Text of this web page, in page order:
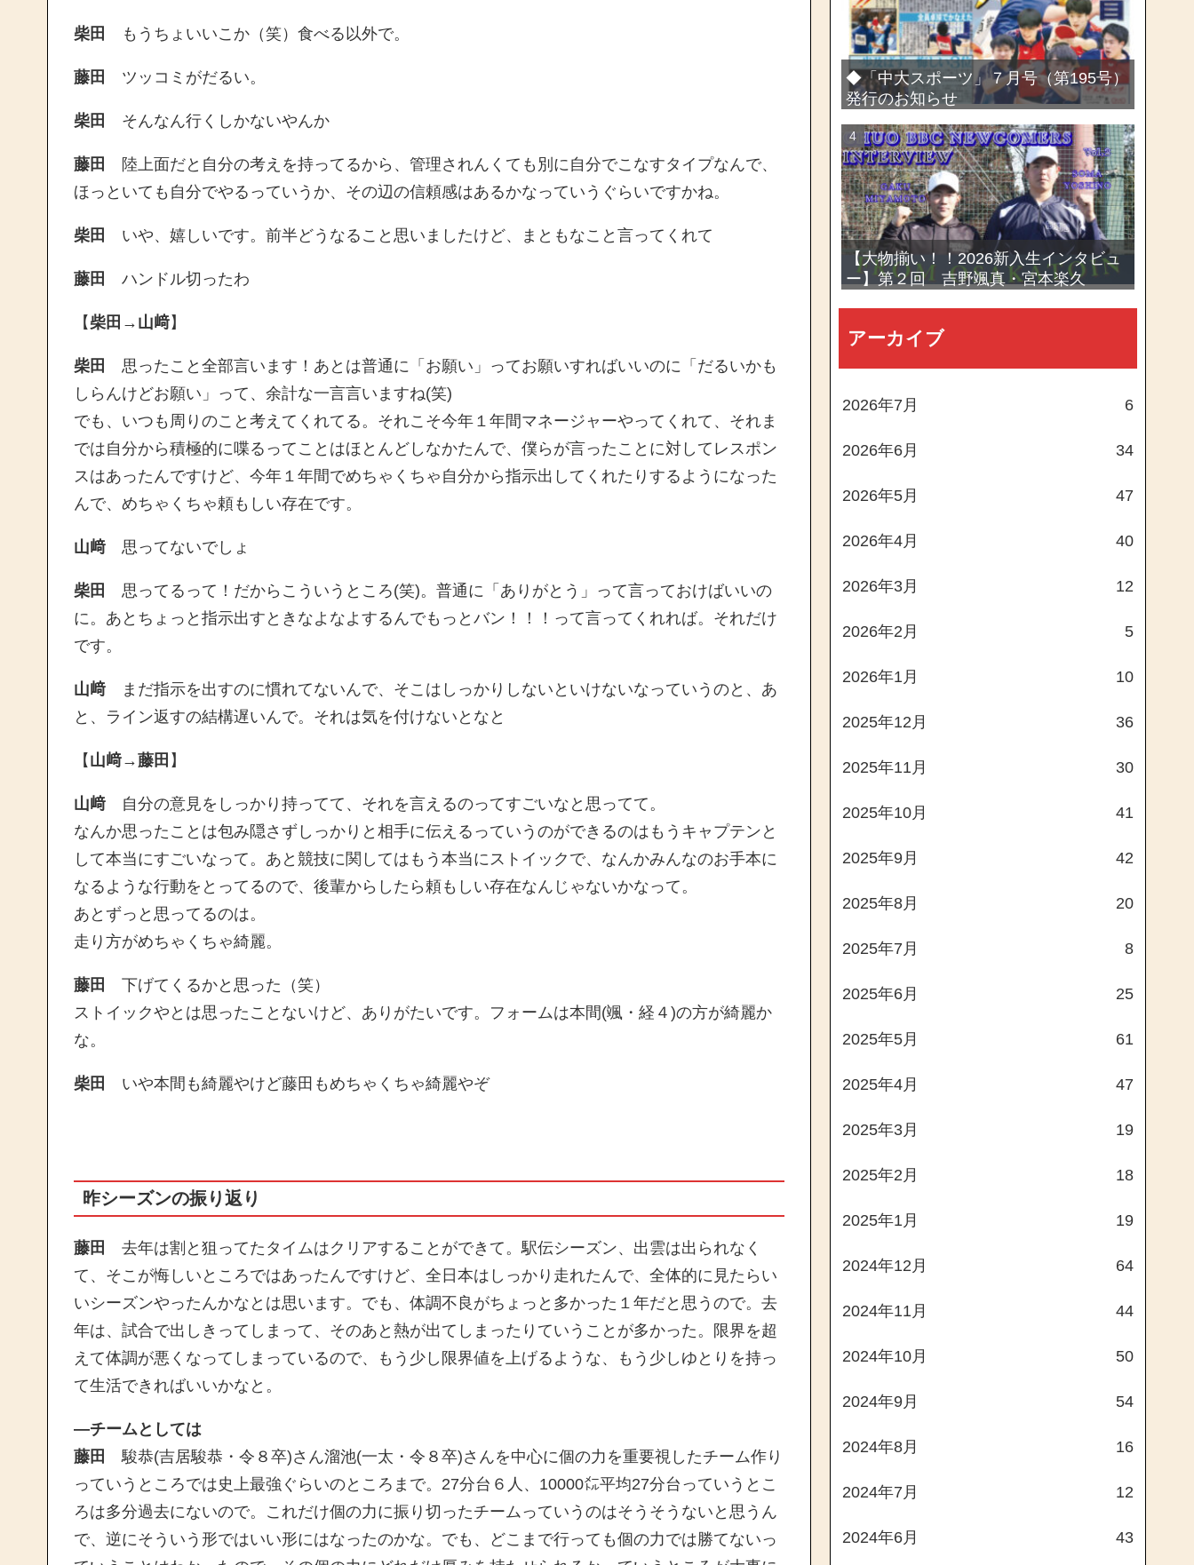
柴田 もうちょいいこか（笑）食べる以外で。
藤田 ツッコミがだるい。
柴田 そんなん行くしかないやんか
藤田 陸上面だと自分の考えを持ってるから、管理されんくても別に自分でこなすタイプなんで、
ほっといても自分でやるっていうか、その辺の信頼感はあるかなっていうぐらいですかね。
柴田 いや、嬉しいです。前半どうなること思いましたけど、まともなこと言ってくれて
藤田 ハンドル切ったわ
【 柴田→山﨑】
柴田
思ったこと全部言います！あとは普通に「お願い」ってお願いすればいいのに「だるいかも
しらんけどお願い」って、余計な一言言いますね(笑)
でも、いつも周りのこと考えてくれてる。それこそ今年１年間マネージャーやってくれて、それま
では自分から積極的に喋るってことはほとんどしなかたんで、僕らが言ったことに対してレスポン
スはあったんですけど、今年１年間でめちゃくちゃ自分から指示出してくれたりするようになった
んで、めちゃくちゃ頼もしい存在です。
山﨑 思ってないでしょ
柴田
思ってるって！だからこういうところ(笑)。普通に「ありがとう」って言っておけばいいの
に。あとちょっと指示出すときなよなよするんでもっとバン！！！って言ってくれれば。それだけ
です。
山﨑
まだ指示を出すのに慣れてないんで、そこはしっかりしないといけないなっていうのと、あ
と、ライン返すの結構遅いんで。それは気を付けないとなと
【 山﨑→藤田 】
山﨑 自分の意見をしっかり持ってて、それを言えるのってすごいなと思ってて。
なんか思ったことは包み隠さずしっかりと相手に伝えるっていうのができるのはもうキャプテンと
して本当にすごいなって。あと競技に関してはもう本当にストイックで、なんかみんなのお手本に
なるような行動をとってるので、後輩からしたら頼もしい存在なんじゃないかなって。
あとずっと思ってるのは。
走り方がめちゃくちゃ綺麗。
藤田
下げてくるかと思った（笑）
ストイックやとは思ったことないけど、ありがたいです。フォームは本間(颯・経４)の方が綺麗か
な。
柴田 いや本間も綺麗やけど藤田もめちゃくちゃ綺麗やぞ
昨シーズンの振り返り
藤田
去年は割と狙ってたタイムはクリアすることができて。駅伝シーズン、出雲は出られなく
て、そこが悔しいところではあったんですけど、全日本はしっかり走れたんで、全体的に見たらい
いシーズンやったんかなとは思います。でも、体調不良がちょっと多かった１年だと思うので。去
年は、試合で出しきってしまって、そのあと熱が出てしまったりていうことが多かった。限界を超
えて体調が悪くなってしまっているので、もう少し限界値を上げるような、もう少しゆとりを持っ
て生活できればいいかなと。
―チームとしては
藤田
駿恭(吉居駿恭・令８卒)さん溜池(一太・令８卒)さんを中心に個の力を重要視したチーム作り
っていうところでは史上最強ぐらいのところまで。27分台６人、10000㍍平均27分台っていうとこ
ろは多分過去にないので。これだけ個の力に振り切ったチームっていうのはそうそうないと思うん
で、逆にそういう形ではいい形にはなったのかな。でも、どこまで行っても個の力では勝てないっ
◆「中大スポーツ」７月号（第195号）
発行のお知らせ
【大物揃い！！2026新入生インタビュ
ー】第２回 吉野颯真・宮本楽久
アーカイブ
2026年7月 6
2026年6月 34
2026年5月 47
2026年4月 40
2026年3月 12
2026年2月 5
2026年1月 10
2025年12月 36
2025年11月 30
2025年10月 41
2025年9月 42
2025年8月 20
2025年7月 8
2025年6月 25
2025年5月 61
2025年4月 47
2025年3月 19
2025年2月 18
2025年1月 19
2024年12月 64
2024年11月 44
2024年10月 50
2024年9月 54
2024年8月 16
2024年7月 12
2024年6月 43